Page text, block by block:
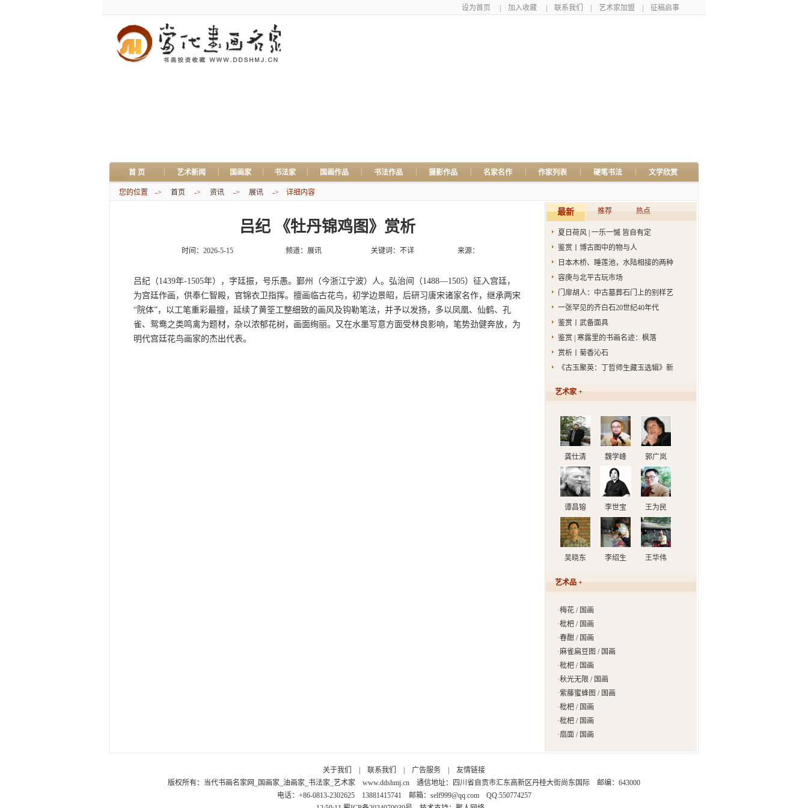
设为首页 加入收藏 联系我们 艺术家加盟 征稿启事
首 页 艺术新闻 国画家 书法家 国画作品 书法作品 摄影作品 名家名作 作家列表 硬笔书法 文学欣赏
您的位置 -> 首页 -> 资讯 -> 展讯 -> 详细内容
吕纪 《牡丹锦鸡图》赏析
时间：2026-5-15 频道： 展讯 关键词：不详 来源：
吕纪（1439年-1505年），字廷振，号乐愚。鄞州（今浙江宁波）人。弘治间（1488—1505）征入宫廷，
为宫廷作画，供奉仁智殿，官锦衣卫指挥。擅画临古花鸟，初学边景昭，后研习唐宋诸家名作，继承两宋
“院体”，以工笔重彩最擅，延续了黄筌工整细致的画风及钩勒笔法，并予以发扬，多以凤凰、仙鹤、孔
雀、鸳鸯之类鸣禽为题材，杂以浓郁花树，画面绚丽。又在水墨写意方面受林良影响，笔势劲健奔放，为
明代宫廷花鸟画家的杰出代表。
最新 推荐 热点
夏日荷风 | 一乐一慽 皆自有定
鉴赏丨博古图中的物与人
日本木桥、睡莲池，水陆相接的两种
容庚与北平古玩市场
门扉胡人：中古墓葬石门上的别样艺
一张罕见的齐白石20世纪40年代
鉴赏丨武备面具
鉴赏 | 寒露里的书画名迹：枫落
赏析丨菊香沁石
《古玉聚英：丁哲师生藏玉选辑》新
艺术家 +
龚仕清 魏学峰 郭广岚
谭昌镕 李世宝 王为民
吴晓东 李绍生 王华伟
艺术品 +
·梅花 / 国画
·枇杷 / 国画
·春酣 / 国画
·麻雀扁豆图 / 国画
·枇杷 / 国画
·秋光无限 / 国画
·紫藤蜜蜂图 / 国画
·枇杷 / 国画
·枇杷 / 国画
·扇面 / 国画
关于我们 联系我们 广告服务
友情链接
版权所有： 当代书画名家网_国画家_油画家_书法家_艺术家 www.ddshmj.cn 通信地址：四川省自贡市汇东高新区丹桂大街尚东国际 邮编：643000
电话：+86-0813-2302625 13881415741 邮箱： self999@qq.comQQ:550774257